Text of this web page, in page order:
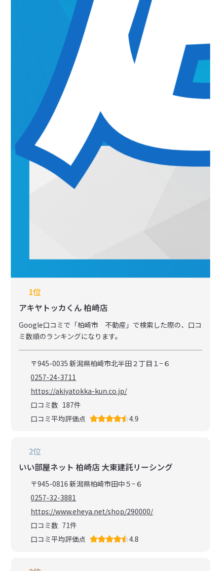
1位
アキヤトッカくん 柏崎店
Google⼝コミで「柏崎市 不動産」で検索した際の、口コ
ミ数順のランキングになります。
〒945-0035 新潟県柏崎市北半田２丁目１−６
0257-24-3711
https://akiyatokka-kun.co.jp/
口コミ数 187件
口コミ平均評価点
4.9
2位
いい部屋ネット 柏崎店 大東建託リーシング
〒945-0816 新潟県柏崎市田中５−６
0257-32-3881
https://www.eheya.net/shop/290000/
口コミ数 71件
口コミ平均評価点
4.8